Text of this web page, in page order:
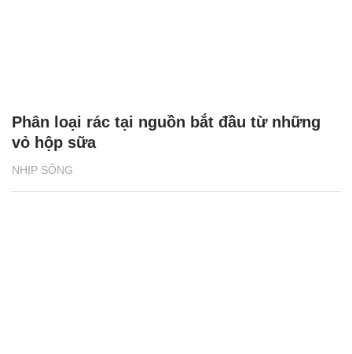
NHỊP SỐNG
Phân loại rác tại nguồn bắt đầu từ những
vỏ hộp sữa